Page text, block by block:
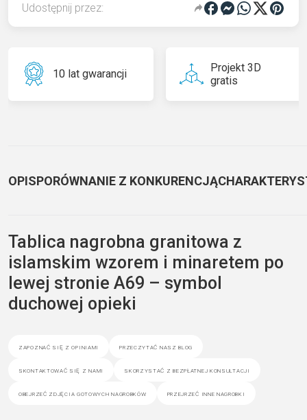
Udostępnij przez:
10 lat gwarancji
Projekt 3D
gratis
OPISPORÓWNANIE Z KONKURENCJĄ
Tablica nagrobna granitowa z
islamskim wzorem i minaretem po
lewej stronie A69 – symbol
duchowej opieki
zapoznać się z opiniami przeczytać nasz blog
skontaktować się z nami skorzystać z bezpłatnej konsultacji
obejrzeć zdjęcia gotowych nagrobków przejrzeć inne nagrobki